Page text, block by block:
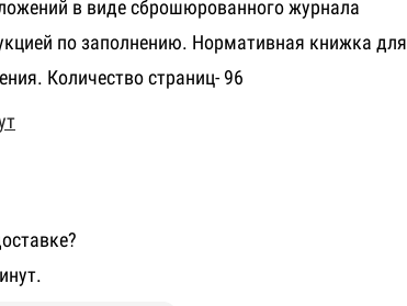
в виде сброшюрованного журнала
по заполнению. Нормативная книжка для
Количество страниц- 96